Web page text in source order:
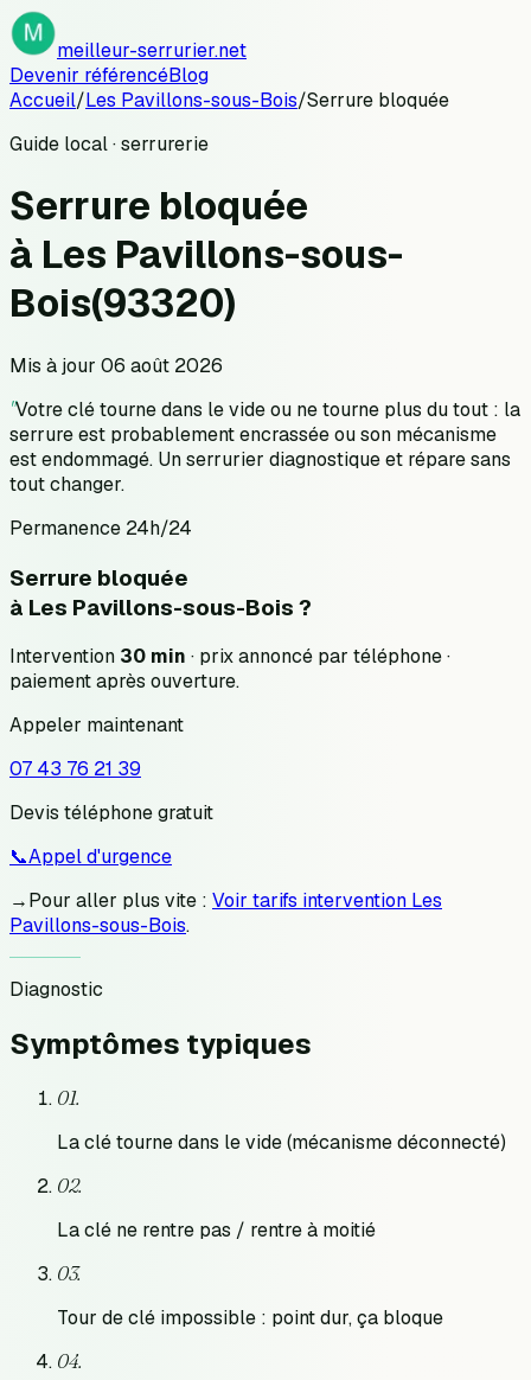
meilleur-serrurier.net
Devenir référencéBlog
Accueil/Les Pavillons-sous-Bois/Serrure bloquée
Guide local · serrurerie
Serrure bloquée
à Les Pavillons-sous-
Bois(93320)
Mis à jour 06 août 2026
"Votre clé tourne dans le vide ou ne tourne plus du tout : la
serrure est probablement encrassée ou son mécanisme
est endommagé. Un serrurier diagnostique et répare sans
tout changer.
Permanence 24h/24
Serrure bloquée
à Les Pavillons-sous-Bois ?
Intervention 30 min · prix annoncé par téléphone·
paiement après ouverture.
Appeler maintenant
07 43 76 21 39
Devis téléphone gratuit
📞Appel d'urgence
→Pour aller plus vite : Voir tarifs intervention Les
Pavillons-sous-Bois.
Diagnostic
Symptômes typiques
01.
La clé tourne dans le vide (mécanisme déconnecté)
02.
La clé ne rentre pas / rentre à moitié
03.
Tour de clé impossible : point dur, ça bloque
04.